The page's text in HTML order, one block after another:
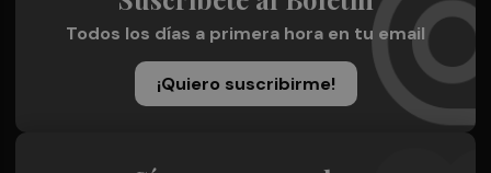
Todos los días a primera hora en tu email
¡Quiero suscribirme!